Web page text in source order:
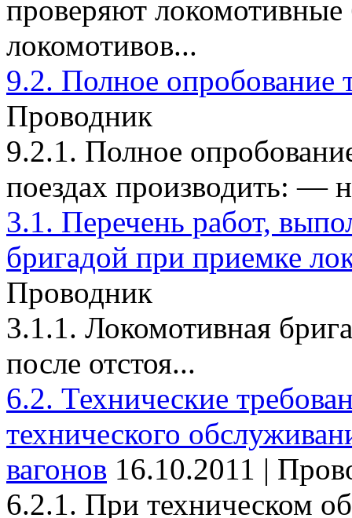
проверяют
локомотивов...
9.2. Полное опробование
Проводник
9.2.1. Полное
поездах производить: —
3.1. Перечень работ,
бригадой при приемке
Проводник
3.1.1. Локомотивная
после отстоя...
6.2. Технические
технического
вагонов 16.10.2011 |
6.2.1. При техническом